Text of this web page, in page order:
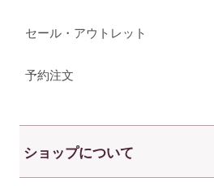
セール・アウトレット
予約注文
ショップについて